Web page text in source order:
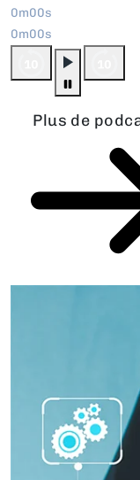
0m00s
0m00s
Plus de